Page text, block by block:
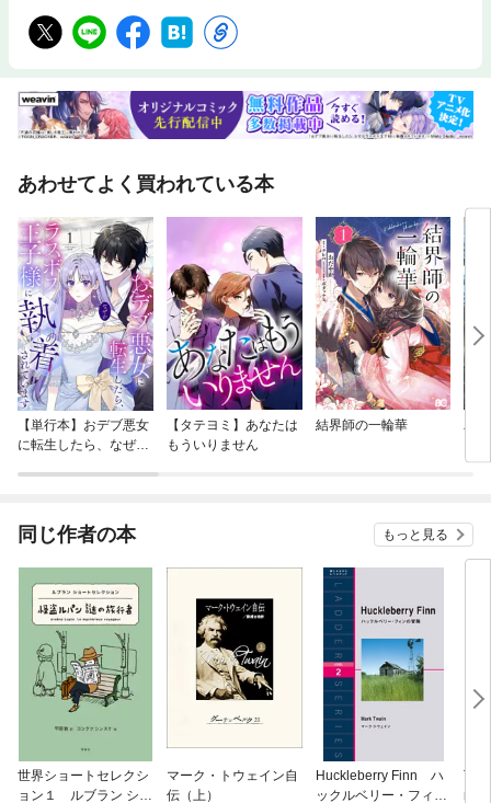
あわせてよく買われている本
【単行本】おデブ悪女
に転生したら、なぜか
【タテヨミ】あなたは
もういりません
結界師の一輪華
バ
今
同じ作者の本 もっと見る
世界ショートセレクシ
ョン１ ルブラン ショ
マーク・トウェイン自
伝（上）
Huckleberry Finn ハ
ックルベリー・フィン
The
m